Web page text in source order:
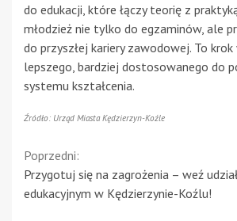
do edukacji, które łączy teorię z
młodzież nie tylko do egzaminów, ale
do przyszłej kariery zawodowej. To
lepszego, bardziej dostosowanego do
systemu kształcenia.
Źródło: Urząd Miasta Kędzierzyn-Koźle
Continue
Reading
Poprzedni:
Przygotuj się na zagrożenia – weź
edukacyjnym w Kędzierzynie-Koźlu!